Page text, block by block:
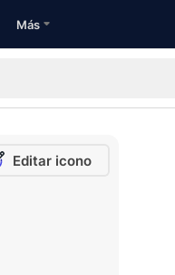
Más
Editar icono